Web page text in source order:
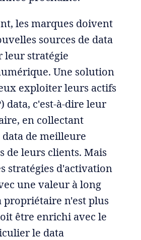
les marques doivent
sources de data
leur stratégie
Une solution
exploiter leurs actifs
data, c'est-à-dire leur
en collectant
data de meilleure
de leurs clients. Mais
stratégies d'activation
une valeur à long
propriétaire n'est plus
être enrichi avec le
le data